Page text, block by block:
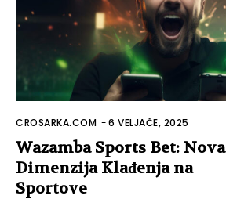
CROSARKA.COM -6 VELJAČE, 2025
Wazamba Sports Bet: Nova
Dimenzija Klađenja na
Sportove